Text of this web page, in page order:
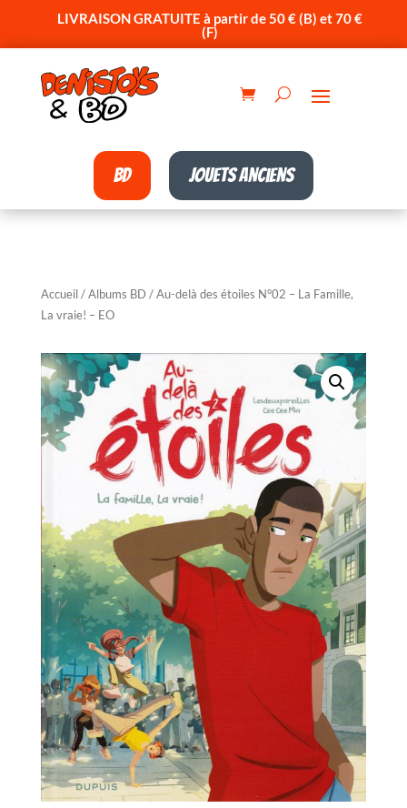
LIVRAISON GRATUITE à partir de 50 € (B) et 70 €
(F)
BD Jouets anciens
Accueil/Albums BD / Au-delà des étoiles N°02 – La Famille,
La vraie! – EO